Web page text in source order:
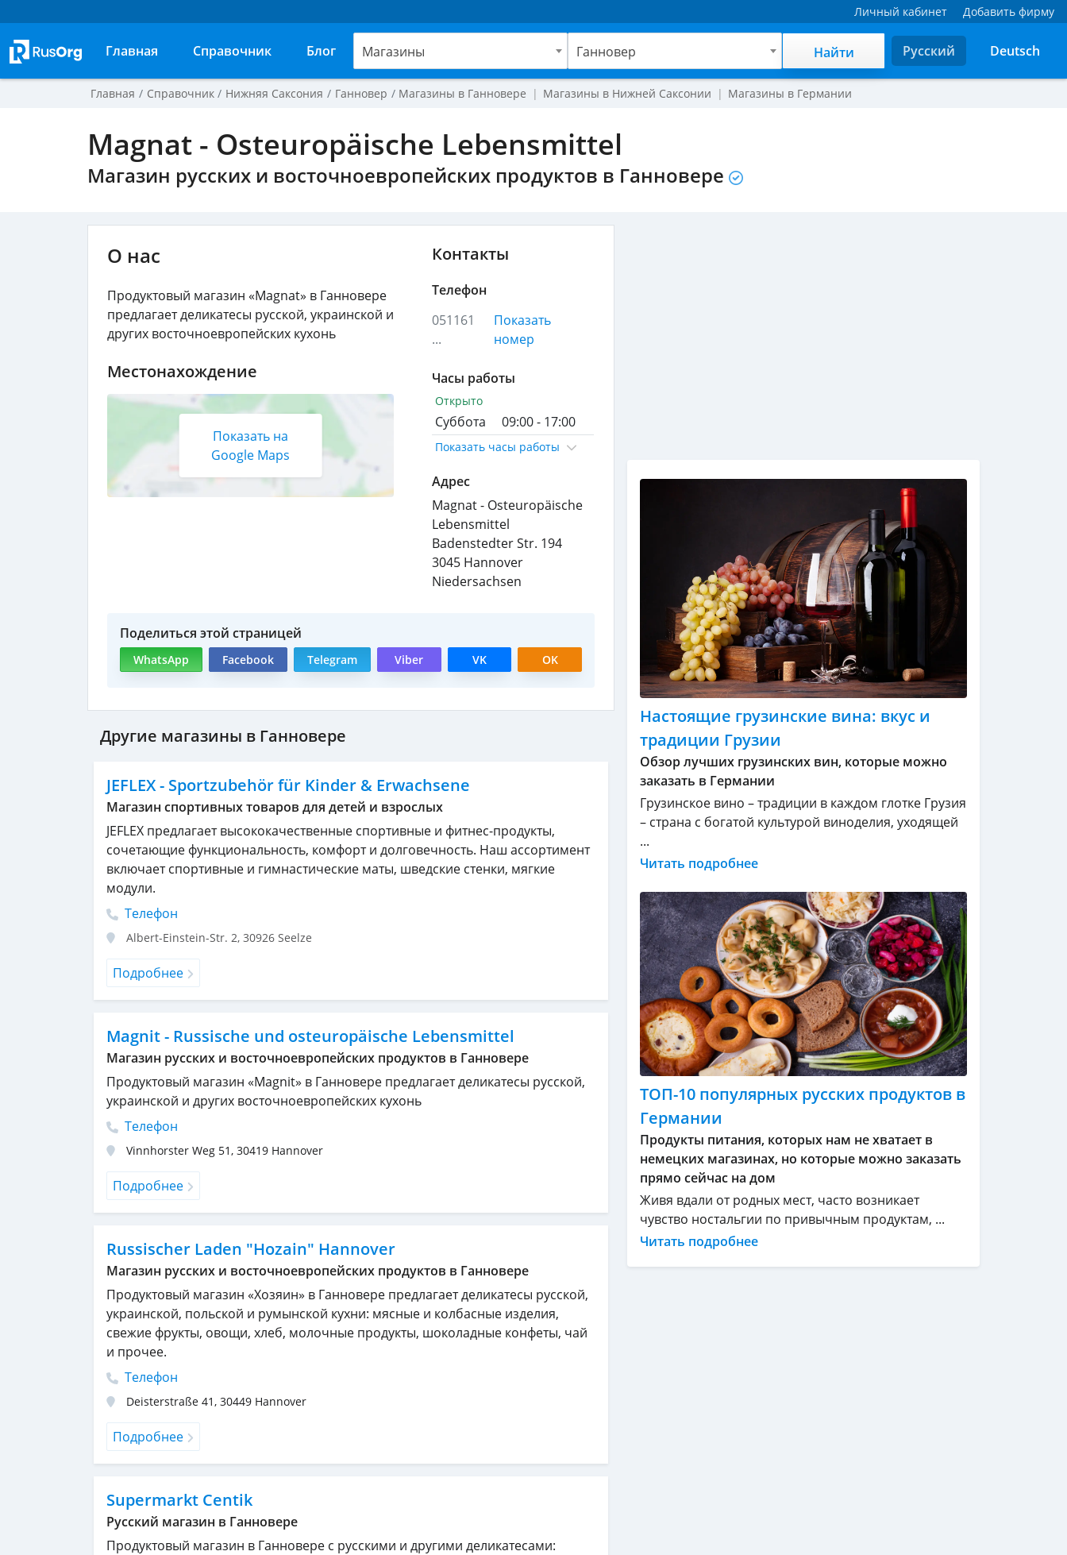
Личный кабинет Добавить фирму
Главная Справочник Блог Магазины Ганновер Найти Русский Deutsch
Главная Справочник Нижняя Саксония Ганновер Магазины в Ганновере Магазины в Нижней Саксонии Магазины в Германии
Magnat - Osteuropäische Lebensmittel
Магазин русских и восточноевропейских продуктов в Ганновере
О нас
Продуктовый магазин «Magnat» в Ганновере
предлагает деликатесы русской, украинской и
других восточноевропейских кухонь
Местонахождение
Показать на
Google Maps
Контакты
Телефон
051161
...
Показать
номер
Часы работы
Открыто
Суббота 09:00 - 17:00
Показать часы работы
Адрес
Magnat - Osteuropäische
Lebensmittel
Badenstedter Str. 194
3045 Hannover
Niedersachsen
Поделиться этой страницей
WhatsApp Facebook Telegram Viber VK OK
Другие магазины в Ганновере
JEFLEX - Sportzubehör für Kinder & Erwachsene
Магазин спортивных товаров для детей и взрослых
JEFLEX предлагает высококачественные спортивные и фитнес-продукты,
сочетающие функциональность, комфорт и долговечность. Наш ассортимент
включает спортивные и гимнастические маты, шведские стенки, мягкие
модули.
Телефон
Albert-Einstein-Str. 2, 30926 Seelze
Подробнее
Magnit - Russische und osteuropäische Lebensmittel
Магазин русских и восточноевропейских продуктов в Ганновере
Продуктовый магазин «Magnit» в Ганновере предлагает деликатесы русской,
украинской и других восточноевропейских кухонь
Телефон
Vinnhorster Weg 51, 30419 Hannover
Подробнее
Russischer Laden "Hozain" Hannover
Магазин русских и восточноевропейских продуктов в Ганновере
Продуктовый магазин «Хозяин» в Ганновере предлагает деликатесы русской,
украинской, польской и румынской кухни: мясные и колбасные изделия,
свежие фрукты, овощи, хлеб, молочные продукты, шоколадные конфеты, чай
и прочее.
Телефон
Deisterstraße 41, 30449 Hannover
Подробнее
Supermarkt Centik
Русский магазин в Ганновере
Продуктовый магазин в Ганновере с русскими и другими деликатесами:
Настоящие грузинские вина: вкус и
традиции Грузии
Обзор лучших грузинских вин, которые можно
заказать в Германии
Грузинское вино – традиции в каждом глотке Грузия
– страна с богатой культурой виноделия, уходящей
...
Читать подробнее
ТОП-10 популярных русских продуктов в
Германии
Продукты питания, которых нам не хватает в
немецких магазинах, но которые можно заказать
прямо сейчас на дом
Живя вдали от родных мест, часто возникает
чувство ностальгии по привычным продуктам, ...
Читать подробнее